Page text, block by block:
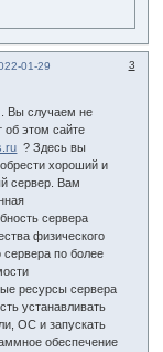
3
01-29
Вы случаем не
об этом сайте
? Здесь вы
хороший и
сервер. Вам
сервера
физического
сервера по более
ресурсы сервера
устанавливать
ОС и запускать
обеспечение